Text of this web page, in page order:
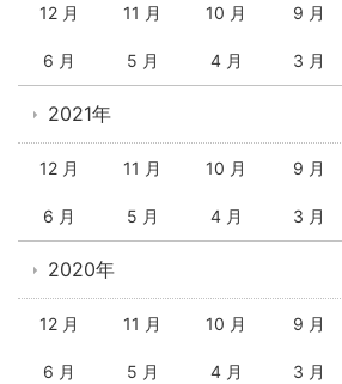
12 月 11 月 10 月 9 月
6 月 5 月 4 月 3 月
2021年
12 月 11 月 10 月 9 月
6 月 5 月 4 月 3 月
2020年
12 月 11 月 10 月 9 月
6 月 5 月 4 月 3 月